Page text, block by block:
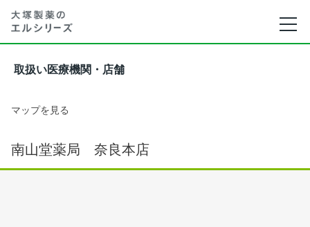
取扱い医療機関・店舗
マップを見る
南山堂薬局 奈良本店